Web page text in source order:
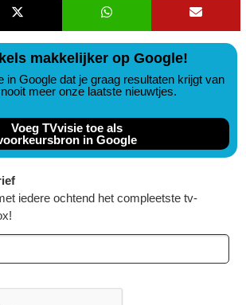
makkelijker op Google!
in Google dat je graag resultaten krijgt van
meer onze laatste nieuwtjes.
Voeg TVvisie toe als
in Google
iedere ochtend het compleetste tv-